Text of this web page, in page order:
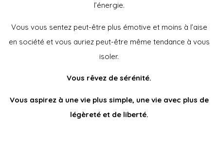
l’énergie.
Vous vous sentez peut-être plus émotive et moins à l’aise
en société et vous auriez peut-être même tendance à vous
isoler.
Vous rêvez de sérénité.
Vous aspirez à une vie plus simple, une vie avec plus de
légèreté et de liberté.